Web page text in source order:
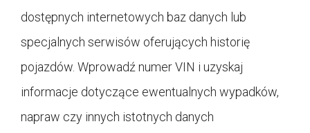
dostępnych internetowych baz danych lub
specjalnych serwisów oferujących historię
pojazdów. Wprowadź numer VIN i uzyskaj
informacje dotyczące ewentualnych wypadków,
napraw czy innych istotnych danych